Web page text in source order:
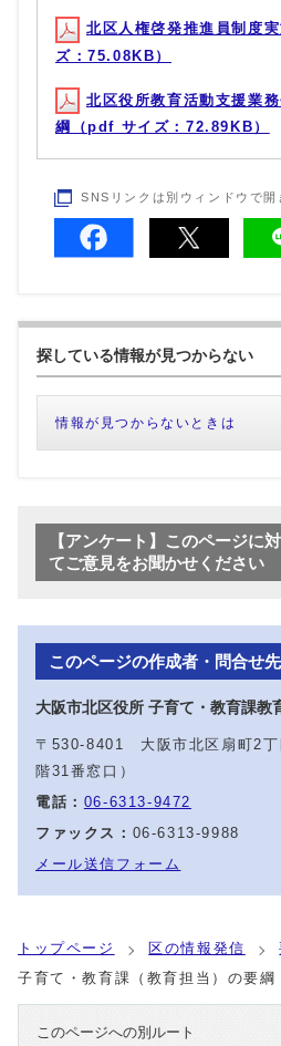
北区人権啓発推進員制度
ズ：75.08KB）
北区役所教育活動支援業
綱（pdf サイズ：72.89KB）
SNSリンクは別ウィンドウで開
探している情報が見つからない
情報が見つからないときは
【アンケート】このページに
てご意見をお聞かせください
このページの作成者・問合せ先
大阪市北区役所 子育て・教育課教
〒530-8401 大阪市北区扇町2丁
階31番窓口）
電話： 06-6313-9472
ファックス： 06-6313-9988
メール送信フォーム
トップページ 区の情報発信
子育て・教育課（教育担当）の要綱
このページへの別ルート